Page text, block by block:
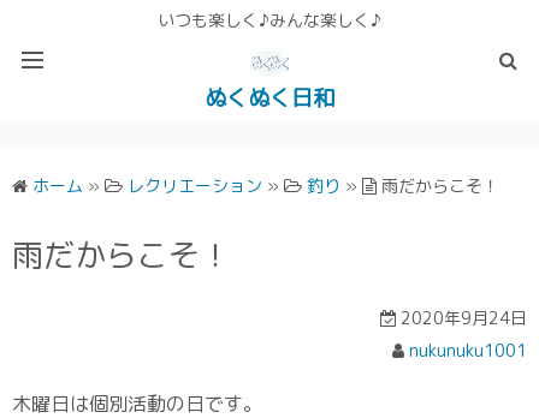
いつも楽しく♪みんな楽しく♪
ぬくぬく日和
ホーム » レクリエーション » 釣り » 雨だからこそ！
雨だからこそ！
2020年9月24日
nukunuku1001
木曜日は個別活動の日です。